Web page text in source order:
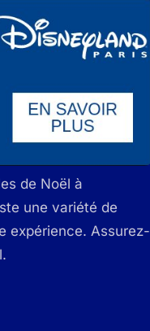
de Noël à
une variété de
expérience. Assurez-